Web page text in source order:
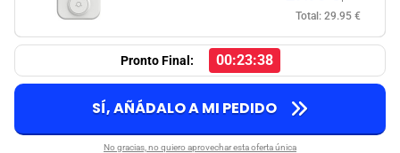
Total: 29.95 €
Pronto Final: 00:23:37
SÍ, AÑÁDALO A MI PEDIDO
No gracias, no quiero aprovechar esta oferta única